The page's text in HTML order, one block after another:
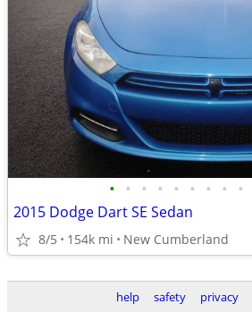
• • • • • • • • •
2015 Dodge Dart SE Sedan
8/5 154k mi New Cumberland
help safety privacy